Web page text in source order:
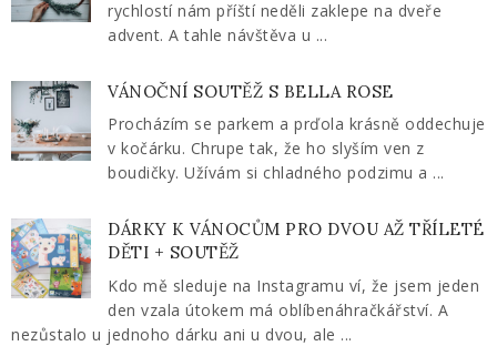
rychlostí nám příští neděli zaklepe na dveře
advent. A tahle návštěva u ...
VÁNOČNÍ SOUTĚŽ S BELLA ROSE
Procházím se parkem a prďola krásně oddechuje
v kočárku. Chrupe tak, že ho slyším ven z
boudičky. Užívám si chladného podzimu a ...
DÁRKY K VÁNOCŮM PRO DVOU AŽ TŘÍLETÉ
DĚTI + SOUTĚŽ
Kdo mě sleduje na Instagramu ví, že jsem jeden
den vzala útokem má oblíbenáhračkářství. A
nezůstalo u jednoho dárku ani u dvou, ale ...